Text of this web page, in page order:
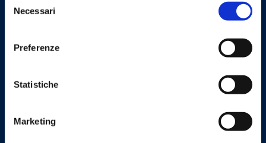
delNecessari
Preferenze
Statistiche
Marketing